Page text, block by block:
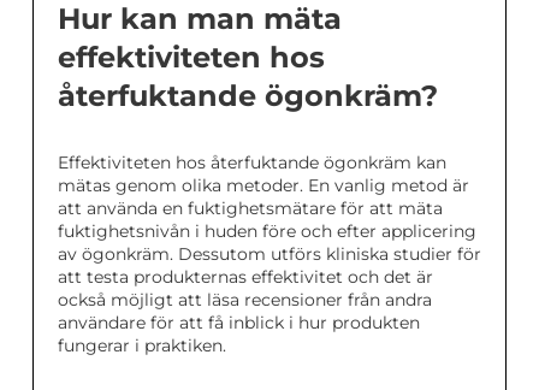
Hur kan man mäta
effektiviteten hos
återfuktande ögonkräm?
Effektiviteten hos återfuktande ögonkräm kan
mätas genom olika metoder. En vanlig metod är
att använda en fuktighetsmätare för att mäta
fuktighetsnivån i huden före och efter applicering
av ögonkräm. Dessutom utförs kliniska studier för
att testa produkternas effektivitet och det är
också möjligt att läsa recensioner från andra
användare för att få inblick i hur produkten
fungerar i praktiken.